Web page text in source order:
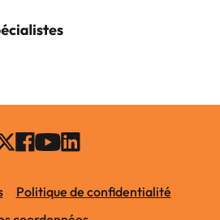
Politique de confidentialité